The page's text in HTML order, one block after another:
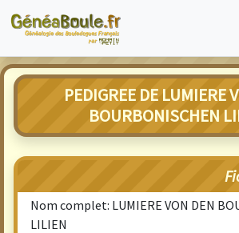
PEDIGREE DE LUMIERE
BOURBONISCHEN
Nom complet: LUMIERE VON DEN
LILIEN